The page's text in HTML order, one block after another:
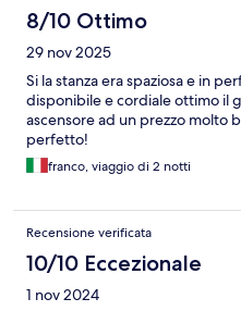
8/10 Ottimo
29 nov 2025
Si la stanza era spaziosa e in
disponibile e cordiale ottimo il
ascensore ad un prezzo molto
perfetto!
franco, viaggio di 2 notti
Recensione verificata
10/10 Eccezionale
1 nov 2024